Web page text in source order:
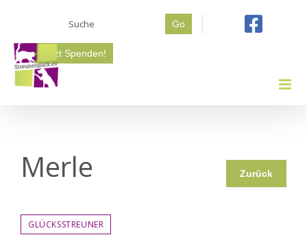
springen
Go
Jetzt Spenden!
Merle Zurück
GLÜCKSSTREUNER